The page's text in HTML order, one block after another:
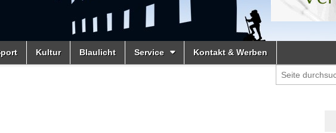
Kultur Blaulicht Service Kontakt & Werben